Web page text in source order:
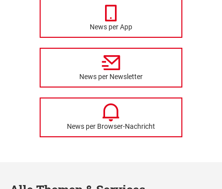
News per App
News per Newsletter
News per Browser-Nachricht